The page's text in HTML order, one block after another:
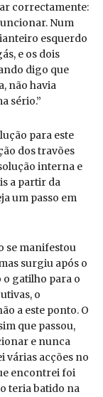
correctamente:
Num
esquerdo
e os dois
digo que
não havia
sério.”
para este
dos travões
interna e
a partir da
um passo em
se manifestou
surgiu após o
o gatilho para o
o
a este ponto. O
que passou,
e nunca
várias acções no
encontrei foi
teria batido na